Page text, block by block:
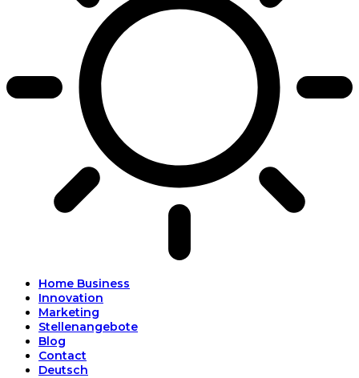
Home Business
Innovation
Marketing
Stellenangebote
Blog
Contact
Deutsch